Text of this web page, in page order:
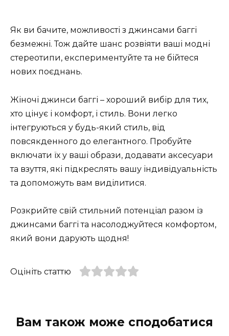
Як ви бачите, можливості з джинсами баггі
безмежні. Тож дайте шанс розвіяти ваші модні
стереотипи, експериментуйте та не бійтеся
нових поєднань.
Жіночі джинси баггі – хороший вибір для тих,
хто цінує і комфорт, і стиль. Вони легко
інтегруються у будь-який стиль, від
повсякденного до елегантного. Пробуйте
включати їх у ваші образи, додавати аксесуари
та взуття, які підкреслять вашу індивідуальність
та допоможуть вам виділитися.
Розкрийте свій стильний потенціал разом із
джинсами баггі та насолоджуйтеся комфортом,
який вони дарують щодня!
Оцініть статтю
Вам також може сподобатися